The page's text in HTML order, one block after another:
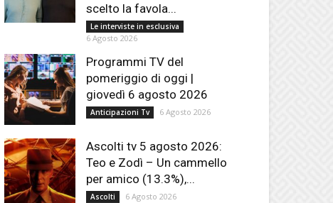
scelto la favola...
Le interviste in esclusiva
6 Agosto 2026
Programmi TV del
pomeriggio di oggi |
giovedì 6 agosto 2026
Anticipazioni Tv 6 Agosto 2026
Ascolti tv 5 agosto 2026:
Teo e Zodì – Un cammello
per amico (13.3%),...
Ascolti 6 Agosto 2026